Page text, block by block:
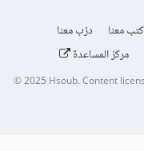
معنا
درّب معنا
مركز المساعدة
© 2025Hsoub.Content